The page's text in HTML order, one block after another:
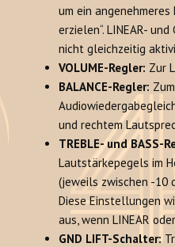
um ein
erzielen“. LINEAR-
nicht gleichzeitig
VOLUME-Regler: Zur
BALANCE-Regler:
und rechtem
TREBLE- und BASS-
Lautstärkepegels im
(jeweils zwischen -10
Diese Einstellungen
aus, wenn LINEAR
GND LIFT-Schalter: